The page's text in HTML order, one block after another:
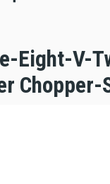
Eight-V-
Chopper-